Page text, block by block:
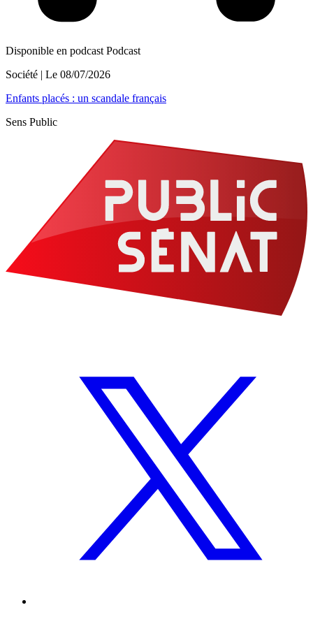
Disponible en podcast Podcast
Société | Le 08/07/2026
Enfants placés : un scandale français
Sens Public